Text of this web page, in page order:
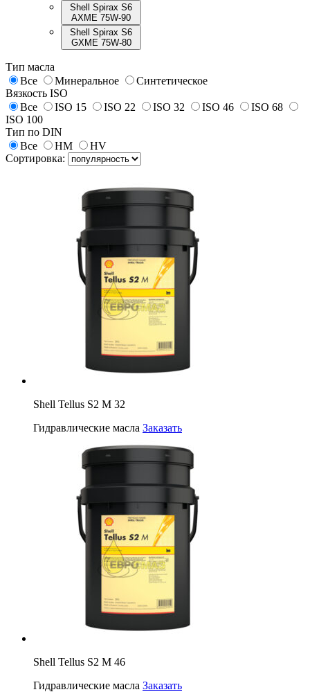
Shell Spirax S6
AXME 75W-90
Shell Spirax S6
GXME 75W-80
Тип масла
Все
Минеральное
Синтетическое
Вязкость ISO
Все
ISO 15 ISO 22 ISO 32 ISO 46
ISO 68
ISO 100
Тип по DIN
Все
HM
HV
Сортировка:
Shell Tellus S2 M 32
Гидравлические масла Заказать
Shell Tellus S2 M 46
Гидравлические масла Заказать